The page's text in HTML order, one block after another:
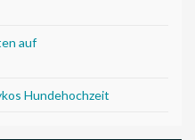
auf
Hundehochzeit